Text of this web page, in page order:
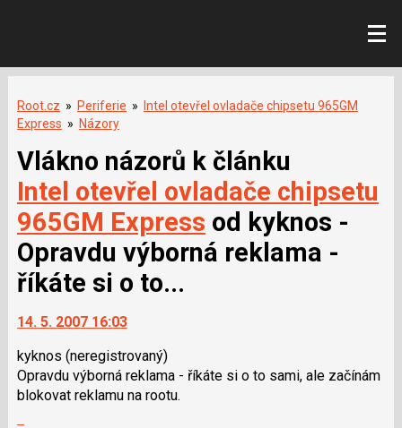
Root.cz » Periferie »
Intel otevřel ovladače chipsetu 965GM
Express » Názory
Vlákno názorů k článku
Intel otevřel ovladače chipsetu
965GM Express od kyknos -
Opravdu výborná reklama -
říkáte si o to...
14. 5. 2007 16:03
kyknos (neregistrovaný)
Opravdu výborná reklama - říkáte si o to sami, ale začínám
blokovat reklamu na rootu.